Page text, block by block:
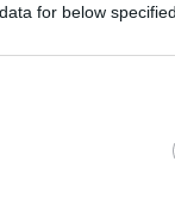
for below